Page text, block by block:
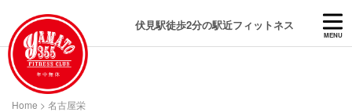
伏見駅徒歩2分の駅近フィットネス
MENU
Home > 名古屋栄